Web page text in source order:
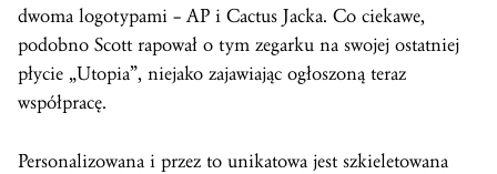
dwoma logotypami – AP i Cactus Jacka. Co ciekawe,
podobno Scott rapował o tym zegarku na swojej ostatniej
płycie „Utopia”, niejako zajawiając ogłoszoną teraz
współpracę.
Personalizowana i przez to unikatowa jest szkieletowana